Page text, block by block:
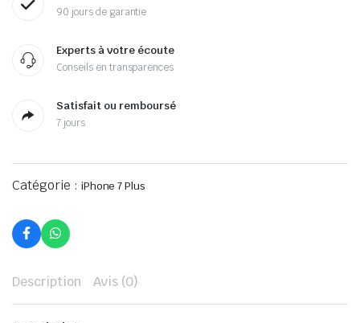
90 jours de garantie
Experts à votre écoute
Conseils en transparences
Satisfait ou remboursé
7 jours
Catégorie : iPhone 7 Plus
Description Avis (0)